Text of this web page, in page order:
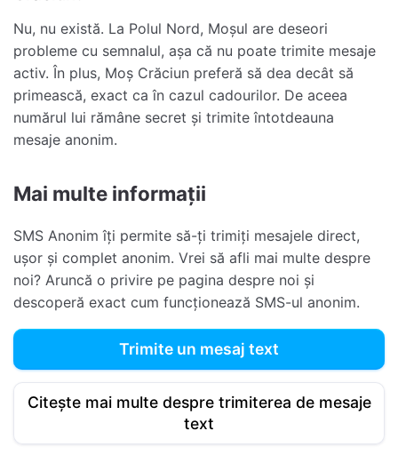
Nu, nu există. La Polul Nord, Moșul are deseori
probleme cu semnalul, așa că nu poate trimite mesaje
activ. În plus, Moș Crăciun preferă să dea decât să
primească, exact ca în cazul cadourilor. De aceea
numărul lui rămâne secret și trimite întotdeauna
mesaje anonim.
Mai multe informații
SMS Anonim îți permite să-ți trimiți mesajele direct,
ușor și complet anonim. Vrei să afli mai multe despre
noi? Aruncă o privire pe pagina despre noi și
descoperă exact cum funcționează SMS-ul anonim.
Trimite un mesaj text
Citește mai multe despre trimiterea de mesaje
text